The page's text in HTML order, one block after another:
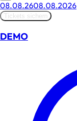
08.08.2608.08.2026
Tickets sichern
DEMO